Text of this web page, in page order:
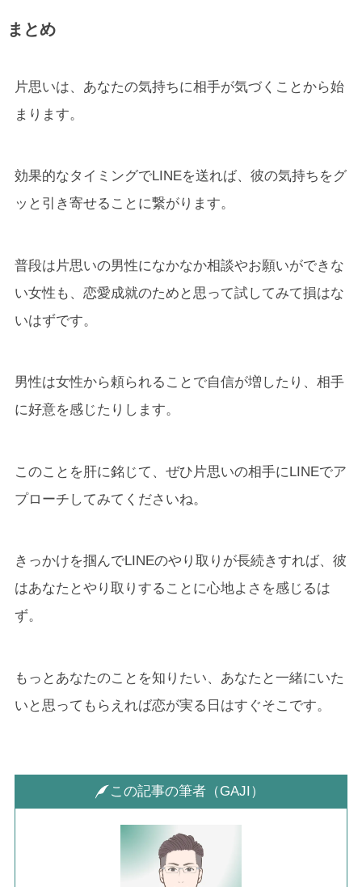
まとめ
片思いは、あなたの気持ちに相手が気づくことから始
まります。
効果的なタイミングでLINEを送れば、彼の気持ちをグ
ッと引き寄せることに繋がります。
普段は片思いの男性になかなか相談やお願いができな
い女性も、恋愛成就のためと思って試してみて損はな
いはずです。
男性は女性から頼られることで自信が増したり、相手
に好意を感じたりします。
このことを肝に銘じて、ぜひ片思いの相手にLINEでア
プローチしてみてくださいね。
きっかけを掴んでLINEのやり取りが長続きすれば、彼
はあなたとやり取りすることに心地よさを感じるは
ず。
もっとあなたのことを知りたい、あなたと一緒にいた
いと思ってもらえれば恋が実る日はすぐそこです。
この記事の筆者（GAJI）